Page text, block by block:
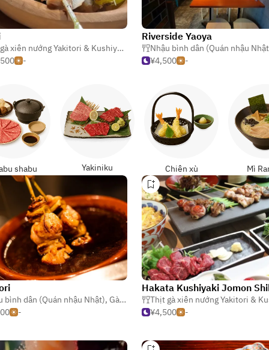
, Nhật Bản
Thịt gà xiên nướng Yakitori & Kushiyaki
-
Riverside Yaoya
Nhậu bình dân (Quán nhậu
¥4,500
-
shabu Yakiniku Chiên xù Mì
dân (Quán nhậu Nhật)
bình dân (Quán nhậu Nhật), Gà & Gia cầm ,Thịt gà xiên nướng Yakitori
- ¥4,500 -